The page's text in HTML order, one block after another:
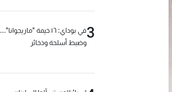
3
في بوداي: ١٦ خيمة "ماريجوانا"...
وضبط أسلحة وذخائر